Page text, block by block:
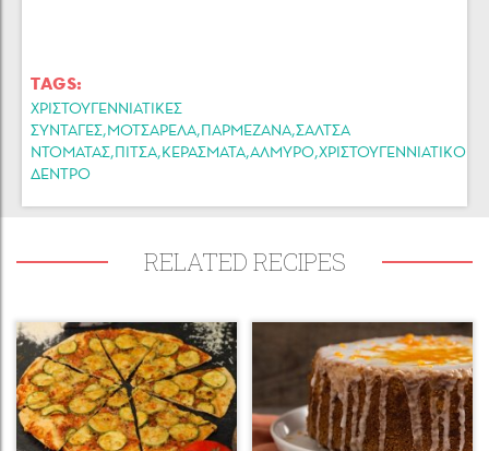
TAGS:
ΧΡΙΣΤΟΥΓΕΝΝΙΑΤΙΚΕΣ
ΣΥΝΤΑΓΕΣ,ΜΟΤΣΑΡΕΛΑ,ΠΑΡΜΕΖΑΝΑ,ΣΑΛΤΣΑ
ΝΤΟΜΑΤΑΣ,ΠΙΤΣΑ,ΚΕΡΑΣΜΑΤΑ,ΑΛΜΥΡΟ,ΧΡΙΣΤΟΥΓΕΝΝΙΑΤΙΚΟ
ΔΕΝΤΡΟ
RELATED RECIPES